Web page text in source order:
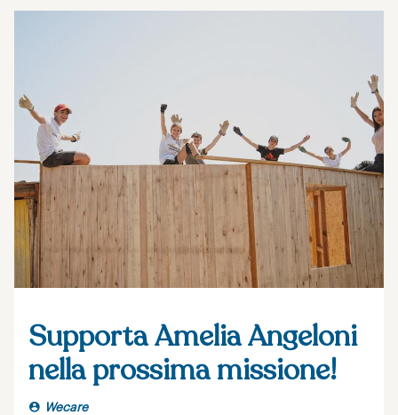
Supporta Amelia Angeloni
nella prossima missione!
Wecare